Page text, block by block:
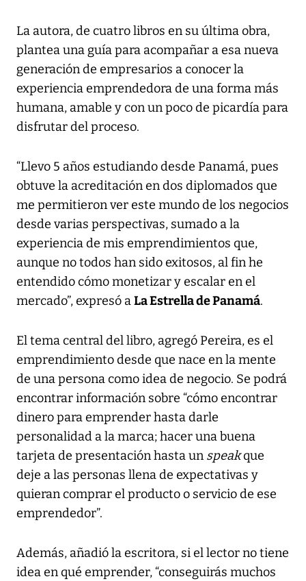
La autora, de cuatro libros en su última obra,
plantea una guía para acompañar a esa nueva
generación de empresarios a conocer la
experiencia emprendedora de una forma más
humana, amable y con un poco de picardía para
disfrutar del proceso.
“Llevo 5 años estudiando desde Panamá, pues
obtuve la acreditación en dos diplomados que
me permitieron ver este mundo de los negocios
desde varias perspectivas, sumado a la
experiencia de mis emprendimientos que,
aunque no todos han sido exitosos, al fin he
entendido cómo monetizar y escalar en el
mercado”, expresó aLa Estrella de Panamá.
El tema central del libro, agregó Pereira, es el
emprendimiento desde que nace en la mente
de una persona como idea de negocio. Se podrá
encontrar información sobre “cómo encontrar
dinero para emprender hasta darle
personalidad a la marca; hacer una buena
tarjeta de presentación hasta un speakque
deje a las personas llena de expectativas y
quieran comprar el producto o servicio de ese
emprendedor”.
Además, añadió la escritora, si el lector no tiene
idea en qué emprender, “conseguirás muchos